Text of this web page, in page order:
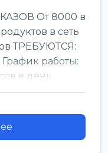
От 8000 в
в сеть
ТРЕБУЮТСЯ:
работы:
в день.